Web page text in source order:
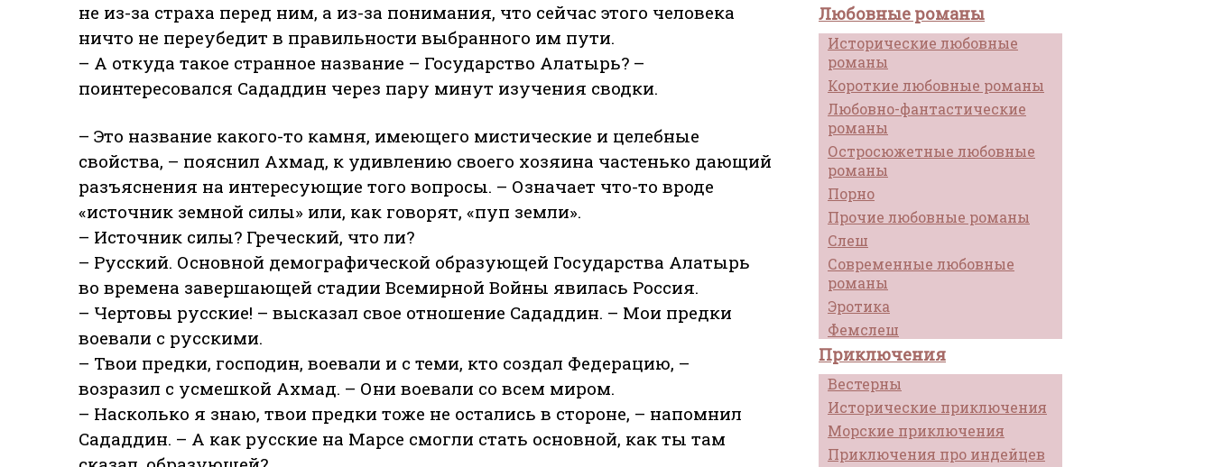
Любовные романы
Исторические любовные
романы
Короткие любовные романы
Любовно-фантастические
романы
Остросюжетные любовные
романы
Порно
Прочие любовные романы
Слеш
Современные любовные
романы
Эротика
Фемслеш
Приключения
Вестерны
Исторические приключения
Морские приключения
Приключения про индейцев
не из-за страха перед ним, а из-за понимания, что сейчас этого человека
ничто не переубедит в правильности выбранного им пути.
– А откуда такое странное название – Государство Алатырь? –
поинтересовался Сададдин через пару минут изучения сводки.
– Это название какого-то камня, имеющего мистические и целебные
свойства, – пояснил Ахмад, к удивлению своего хозяина частенько дающий
разъяснения на интересующие того вопросы. – Означает что-то вроде
«источник земной силы» или, как говорят, «пуп земли».
– Источник силы? Греческий, что ли?
– Русский. Основной демографической образующей Государства Алатырь
во времена завершающей стадии Всемирной Войны явилась Россия.
– Чертовы русские! – высказал свое отношение Сададдин. – Мои предки
воевали с русскими.
– Твои предки, господин, воевали и с теми, кто создал Федерацию, –
возразил с усмешкой Ахмад. – Они воевали со всем миром.
– Насколько я знаю, твои предки тоже не остались в стороне, – напомнил
Сададдин. – А как русские на Марсе смогли стать основной, как ты там